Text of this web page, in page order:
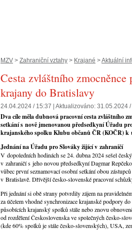
MZV > Zahraniční vztahy > Krajané >Aktuální
Cesta zvláštního zmocněnce
krajany do Bratislavy
24.04.2024 / 15:37 | Aktualizováno: 31.05.2024 /
Dva cíle měla dubnová pracovní cesta zvláštního
setkání s nově jmenovanou předsedkyní Úřadu
krajanského spolku Klubu občanů ČR (KOČR) k
Jednání na Úřadu pro Slováky žijící v zahraničí
V dopoledních hodinách se 24. dubna 2024 sešel
v zahraničí s jeho novou předsedkyní Dagmar
vůbec první seznamovací osobní setkání obou
v Bratislavě. Dřívější česko-slovenské pracovní
Při jednání si obě strany potvrdily zájem na
za účelem vhodné synchronizace krajanské podpory
působících krajanský spolků stále nebo znovu
od rozdělení Československa ve společných česko-
(kde 60% spolků je stále česko-slovenských), USA,